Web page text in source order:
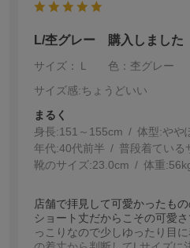
L/杢グレー 購入しました
サイズ：Ｌ
色：杢グレー
サイズ感:ちょうどいい
まるく
身長:151～155cm 体型:ぽ
年代:40代前半 普段着ている
靴のサイズ:23.0cm 体重:
店舗で拝見して可愛かったも
ショート丈だからこその可愛
っこりなので少しゆったり目